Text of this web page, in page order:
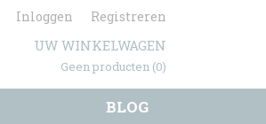
Inloggen Registreren
UW WINKELWAGEN
Geen producten (0)
BLOG